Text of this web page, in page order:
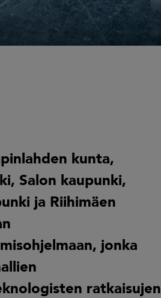
kunta,
Salon kaupunki,
ja Riihimäen
jonka
ratkaisujen